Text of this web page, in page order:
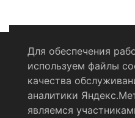
Политика
Согласие на
Для обеспечения
используем файлы
качества
аналитики
являемся